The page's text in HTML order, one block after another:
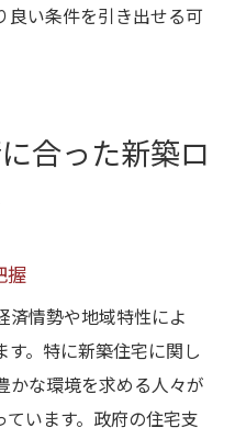
良い条件を引き出せる可
合った新築ロ
握
済情勢や地域特性によ
。特に新築住宅に関し
かな環境を求める人々が
います。政府の住宅支